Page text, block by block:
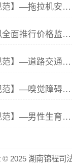
【司法鉴定技术规范】—拖拉机安全技术规范
重磅新规！国家拟全面推行价格监督员制度，市场价格监管迎来大升级
【司法鉴定技术规范】—道路交通设施安全技术状况鉴定规范
【司法鉴定技术规范】—嗅觉障碍的法医学评定
【司法鉴定技术规范】—男性生育功能障碍法医学鉴定
© 2025 湖南锦程司